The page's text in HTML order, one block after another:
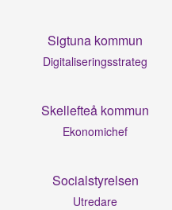
Sigtuna kommun
Digitaliseringsstrateg
Skellefteå kommun
Ekonomichef
Socialstyrelsen
Utredare